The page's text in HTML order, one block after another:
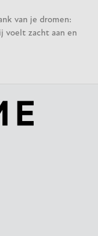
van je dromen:
voelt zacht aan en